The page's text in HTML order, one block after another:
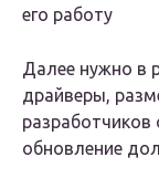
его работу
Далее нужно в
драйверы,
обновление